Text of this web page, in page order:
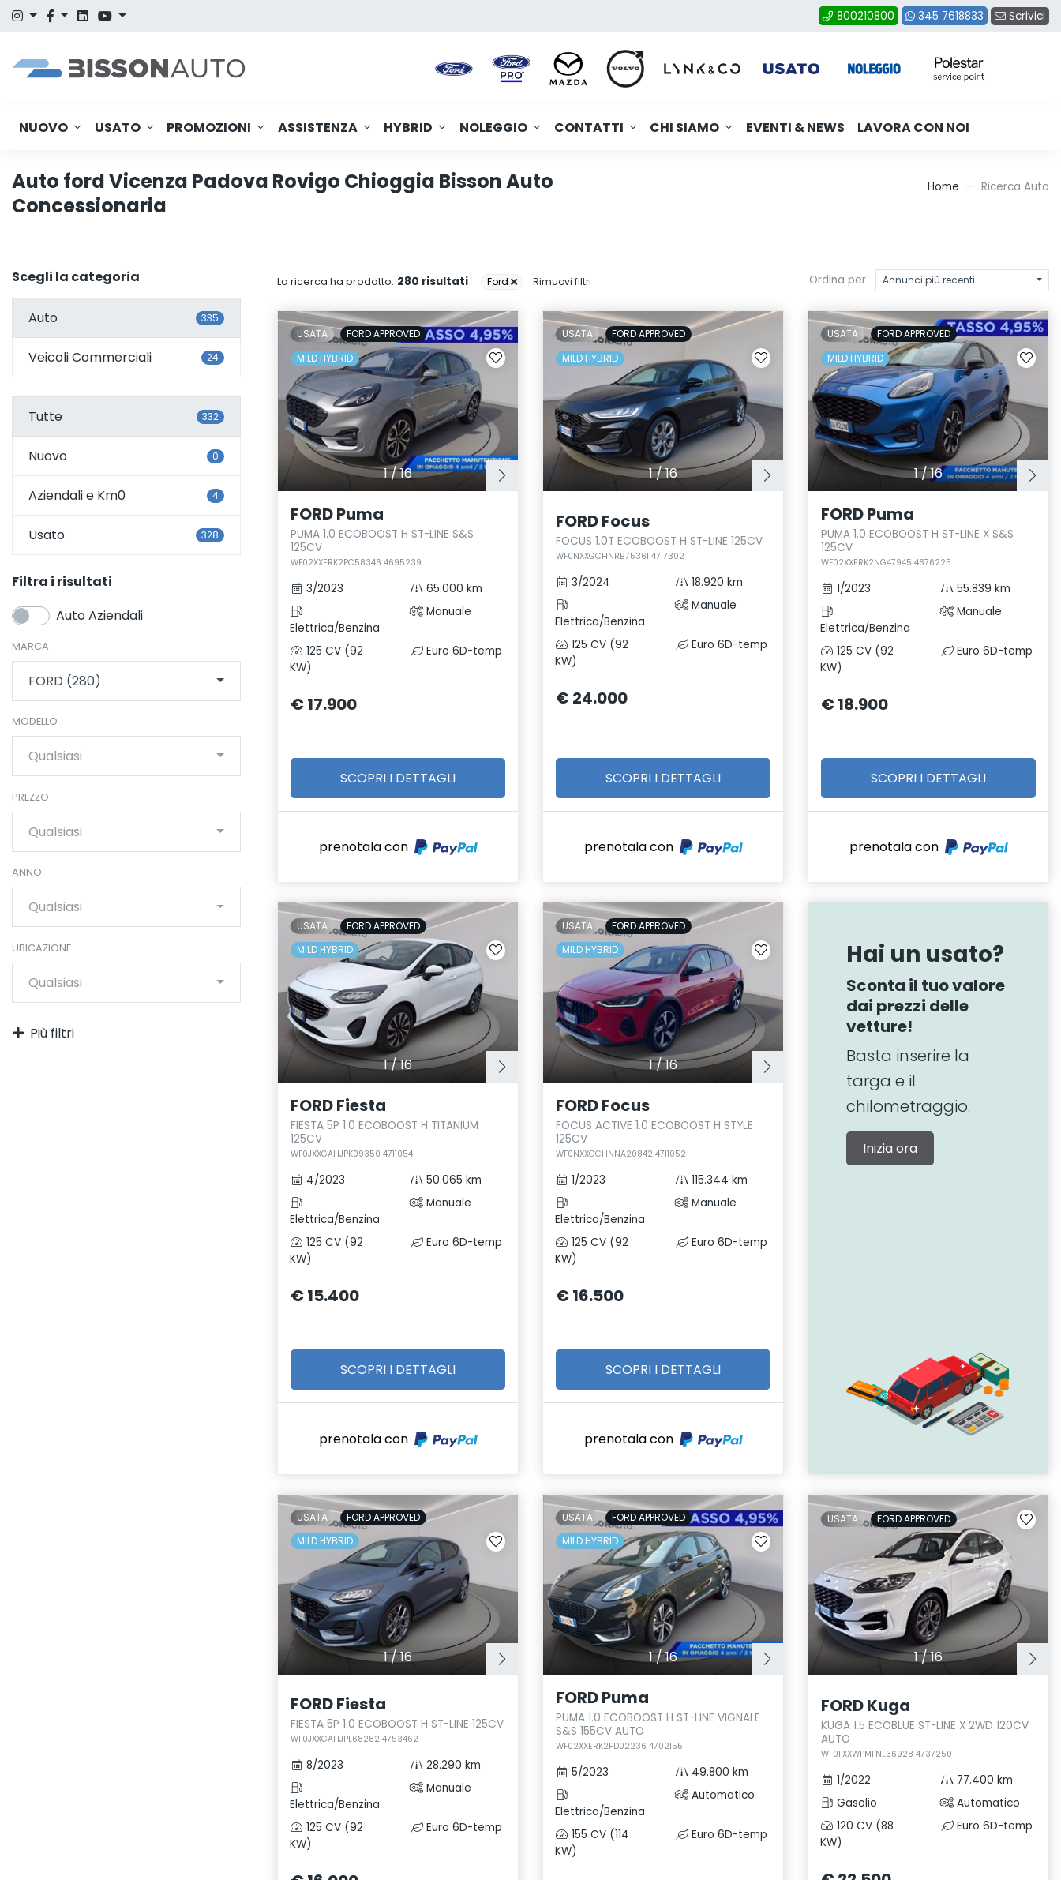
800210800 345 7618833 Scrivici
NUOVO USATO PROMOZIONI ASSISTENZA HYBRID NOLEGGIO CONTATTI CHI SIAMO EVENTI & NEWS LAVORA CON NOI
Auto ford Vicenza Padova Rovigo Chioggia Bisson Auto
Concessionaria
Home Ricerca Auto
Scegli la categoria
Auto 335
Veicoli Commerciali 24
Tutte 332
Nuovo 0
Aziendali e Km0 4
Usato 328
Filtra i risultati
Auto Aziendali
MARCA
FORD (280)
MODELLO
Qualsiasi
PREZZO
Qualsiasi
ANNO
Qualsiasi
UBICAZIONE
Qualsiasi
Più filtri
La ricerca ha prodotto: 280 risultati Ford Rimuovi filtri Ordina per Annunci più recenti
1/16
USATA
FORD APPROVED
MILD HYBRID
FORD Puma
PUMA 1.0 ECOBOOST H ST-LINE S&S
125CV
WF02XXERK2PC58346 4695239
3/2023 65.000 km
Elettrica/Benzina
Manuale
125 CV (92
KW)
Euro 6D-temp
€ 17.900
SCOPRI I DETTAGLI
prenotala con
1/16
USATA
FORD APPROVED
MILD HYBRID
FORD Focus
FOCUS 1.0T ECOBOOST H ST-LINE 125CV
WF0NXXGCHNRB75361 4717302
3/2024 18.920 km
Elettrica/Benzina
Manuale
125 CV (92
KW)
Euro 6D-temp
€ 24.000
SCOPRI I DETTAGLI
prenotala con
1/16
USATA
FORD APPROVED
MILD HYBRID
FORD Puma
PUMA 1.0 ECOBOOST H ST-LINE X S&S
125CV
WF02XXERK2NG47945 4676225
1/2023 55.839 km
Elettrica/Benzina
Manuale
125 CV (92
KW)
Euro 6D-temp
€ 18.900
SCOPRI I DETTAGLI
prenotala con
1/16
USATA
FORD APPROVED
MILD HYBRID
FORD Fiesta
FIESTA 5P 1.0 ECOBOOST H TITANIUM
125CV
WF0JXXGAHJPK09350 4711054
4/2023 50.065 km
Elettrica/Benzina
Manuale
125 CV (92
KW)
Euro 6D-temp
€ 15.400
SCOPRI I DETTAGLI
prenotala con
1/16
USATA
FORD APPROVED
MILD HYBRID
FORD Focus
FOCUS ACTIVE 1.0 ECOBOOST H STYLE
125CV
WF0NXXGCHNNA20842 4711052
1/2023 115.344 km
Elettrica/Benzina
Manuale
125 CV (92
KW)
Euro 6D-temp
€ 16.500
SCOPRI I DETTAGLI
prenotala con
Hai un usato?
Sconta il tuo valore
dai prezzi delle
vetture!
Basta inserire la
targa e il
chilometraggio.
Inizia ora
1/16
USATA
FORD APPROVED
MILD HYBRID
FORD Fiesta
FIESTA 5P 1.0 ECOBOOST H ST-LINE 125CV
WF0JXXGAHJPL68282 4753462
8/2023 28.290 km
Elettrica/Benzina
Manuale
125 CV (92
KW)
Euro 6D-temp
1/16
USATA
FORD APPROVED
MILD HYBRID
FORD Puma
PUMA 1.0 ECOBOOST H ST-LINE VIGNALE
S&S 155CV AUTO
WF02XXERK2PD02236 4702155
5/2023 49.800 km
Elettrica/Benzina
Automatico
155 CV (114
KW)
Euro 6D-temp
1/16
USATA FORD APPROVED
FORD Kuga
KUGA 1.5 ECOBLUE ST-LINE X 2WD 120CV
AUTO
WF0FXXWPMFNL36928 4737250
1/2022
77.400 km
Gasolio
Automatico
120 CV (88
KW)
Euro 6D-temp